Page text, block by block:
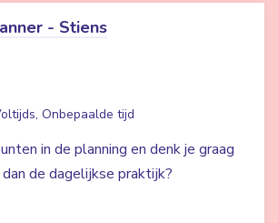
- Stiens
Onbepaalde tijd
in de planning en denk je graag
de dagelijkse praktijk?